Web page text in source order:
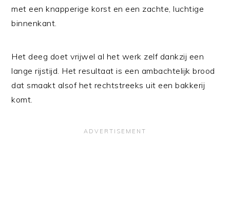
met een knapperige korst en een zachte, luchtige
binnenkant.
Het deeg doet vrijwel al het werk zelf dankzij een
lange rijstijd. Het resultaat is een ambachtelijk brood
dat smaakt alsof het rechtstreeks uit een bakkerij
komt.